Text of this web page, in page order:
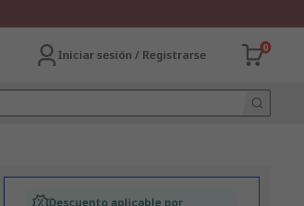
Iniciar sesión / Registrarse
0
Descuento aplicable por